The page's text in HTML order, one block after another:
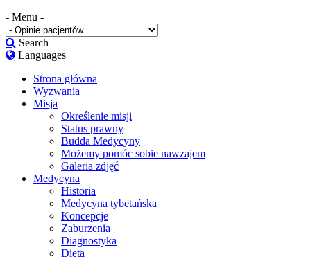
- Menu -
Search
Languages
Strona główna
Wyzwania
Misja
Określenie misji
Status prawny
Budda Medycyny
Możemy pomóc sobie nawzajem
Galeria zdjęć
Medycyna
Historia
Medycyna tybetańska
Koncepcje
Zaburzenia
Diagnostyka
Dieta